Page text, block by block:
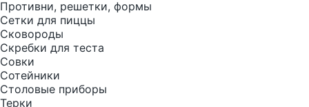
Противни, решетки, формы
Сетки для пиццы
Сковороды
Скребки для теста
Совки
Сотейники
Столовые приборы
Терки